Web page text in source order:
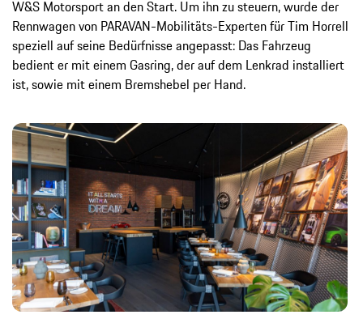
W&S Motorsportan den Start. Um ihn zu steuern, wurde der
Rennwagen von PARAVAN-Mobilitäts-Experten für Tim Horrell
speziell auf seine Bedürfnisse angepasst: Das Fahrzeug
bedient er mit einem Gasring, der auf dem Lenkrad installiert
ist, sowie mit einem Bremshebel per Hand.